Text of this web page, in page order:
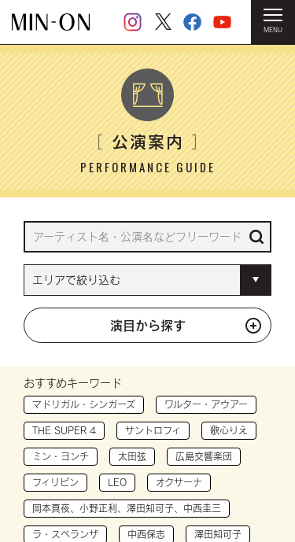
MENU
HOME ＞ 公演案内
［公演案内］
PERFORMANCE GUIDE
演目から探す
おすすめキーワード
マドリガル・シンガーズ ワルター・アウアー
THE SUPER 4 サントロフィ 歌心りえ
ミン・ヨンチ 太田弦 広島交響楽団
フィリピン LEO オクサーナ
岡本真夜、小野正利、澤田知可子、中西圭三
ラ・スペランザ 中西保志 澤田知可子